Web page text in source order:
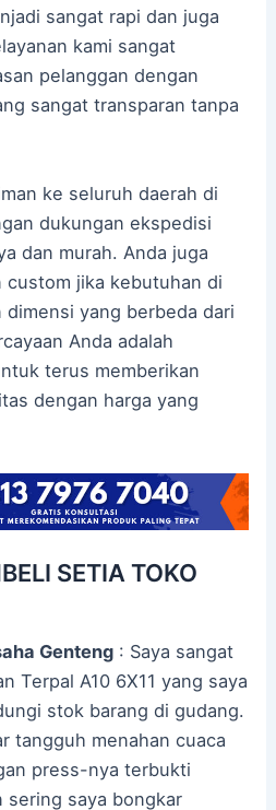
sangat rapi dan juga
kami sangat
pelanggan dengan
sangat transparan tanpa
ke seluruh daerah di
dukungan ekspedisi
dan murah. Anda juga
custom jika kebutuhan di
dimensi yang berbeda dari
Anda adalah
terus memberikan
dengan harga yang
SETIA TOKO
Genteng : Saya sangat
Terpal A10 6X11 yang saya
stok barang di gudang.
tangguh menahan cuaca
press-nya terbukti
sering saya bongkar